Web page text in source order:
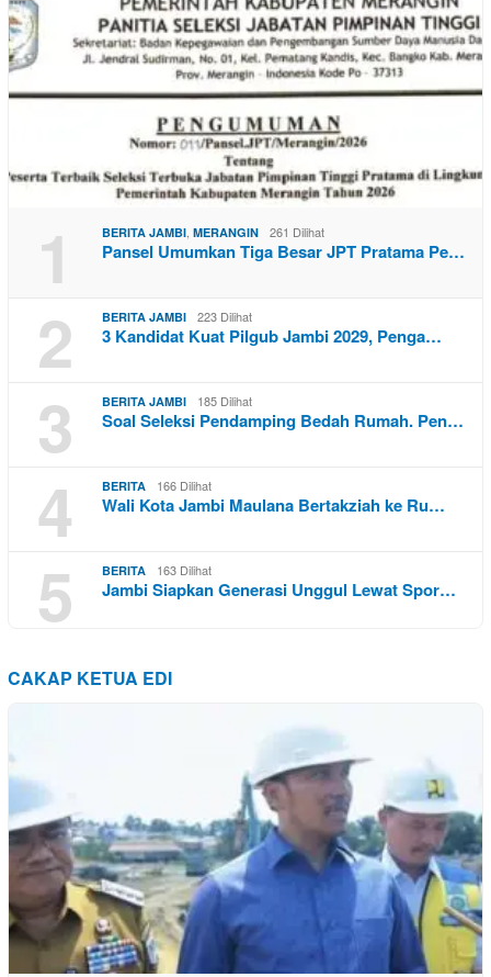
1 BERITA JAMBI MERANGIN 261 Dilihat
Pansel Umumkan Tiga Besar JPT Pratama Pe…
2 BERITA JAMBI 223 Dilihat
3 Kandidat Kuat Pilgub Jambi 2029, Penga…
3 BERITA JAMBI 185 Dilihat
Soal Seleksi Pendamping Bedah Rumah. Pen…
4 BERITA 166 Dilihat
Wali Kota Jambi Maulana Bertakziah ke Ru…
5 BERITA 163 Dilihat
Jambi Siapkan Generasi Unggul Lewat Spor…
CAKAP KETUA EDI